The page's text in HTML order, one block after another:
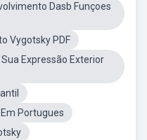
Dasb Funçoes
Vygotsky PDF
Expressão Exterior
Portugues